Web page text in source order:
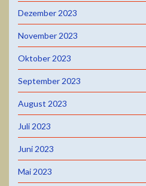
Dezember 2023
November 2023
Oktober 2023
September 2023
August 2023
Juli 2023
Juni 2023
Mai 2023